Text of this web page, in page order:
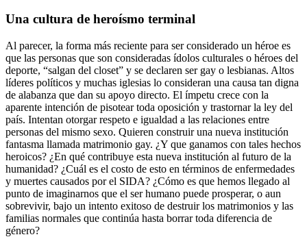
Una cultura de heroísmo terminal
Al parecer, la forma más reciente para ser considerado un héroe es
que las personas que son consideradas ídolos culturales o héroes del
deporte, “salgan del closet” y se declaren ser gay o lesbianas. Altos
líderes políticos y muchas iglesias lo consideran una causa tan digna
de alabanza que dan su apoyo directo. El ímpetu crece con la
aparente intención de pisotear toda oposición y trastornar la ley del
país. Intentan otorgar respeto e igualdad a las relaciones entre
personas del mismo sexo. Quieren construir una nueva institución
fantasma llamada matrimonio gay. ¿Y que ganamos con tales hechos
heroicos? ¿En qué contribuye esta nueva institución al futuro de la
humanidad? ¿Cuál es el costo de esto en términos de enfermedades
y muertes causados por el SIDA? ¿Cómo es que hemos llegado al
punto de imaginarnos que el ser humano puede prosperar, o aun
sobrevivir, bajo un intento exitoso de destruir los matrimonios y las
familias normales que continúa hasta borrar toda diferencia de
género?